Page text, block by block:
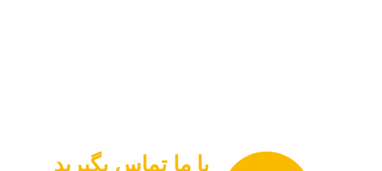
با ما تماس بگیرید